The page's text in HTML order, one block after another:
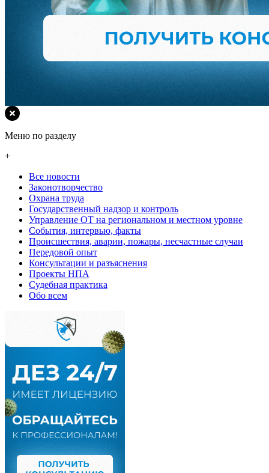
Меню по разделу
+
Все новости
Законотворчество
Охрана труда
Государственный надзор и контроль
Управление ОТ на региональном и местном уровне
События, интервью, факты
Происшествия, аварии, пожары, несчастные случаи
Передовой опыт
Консультации и разъяснения
Проекты НПА
Судебная практика
Обо всем